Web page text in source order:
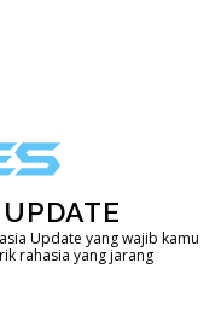
Update yang wajib kamu
rahasia yang jarang